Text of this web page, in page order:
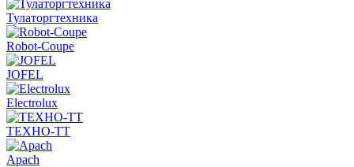
Тулаторгтехника
Robot-Coupe
JOFEL
Electrolux
ТЕХНО-ТТ
Apach